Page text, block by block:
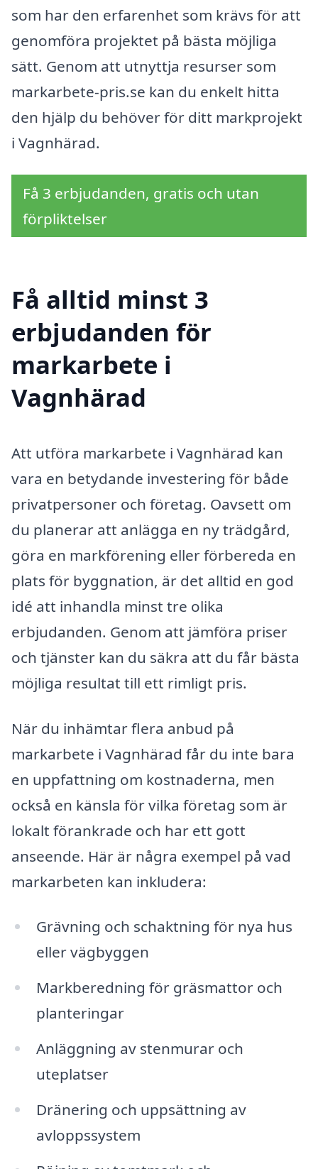
som har den erfarenhet som krävs för att
genomföra projektet på bästa möjliga
sätt. Genom att utnyttja resurser som
markarbete-pris.se kan du enkelt hitta
den hjälp du behöver för ditt markprojekt
i Vagnhärad.
Få 3 erbjudanden, gratis och utan
förpliktelser
Få alltid minst 3
erbjudanden för
markarbete i
Vagnhärad
Att utföra markarbete i Vagnhärad kan
vara en betydande investering för både
privatpersoner och företag. Oavsett om
du planerar att anlägga en ny trädgård,
göra en markförening eller förbereda en
plats för byggnation, är det alltid en god
idé att inhandla minst tre olika
erbjudanden. Genom att jämföra priser
och tjänster kan du säkra att du får bästa
möjliga resultat till ett rimligt pris.
När du inhämtar flera anbud på
markarbete i Vagnhärad får du inte bara
en uppfattning om kostnaderna, men
också en känsla för vilka företag som är
lokalt förankrade och har ett gott
anseende. Här är några exempel på vad
markarbeten kan inkludera:
Grävning och schaktning för nya hus
eller vägbyggen
Markberedning för gräsmattor och
planteringar
Anläggning av stenmurar och
uteplatser
Dränering och uppsättning av
avloppssystem